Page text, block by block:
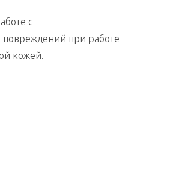
с
при работе
кожей.